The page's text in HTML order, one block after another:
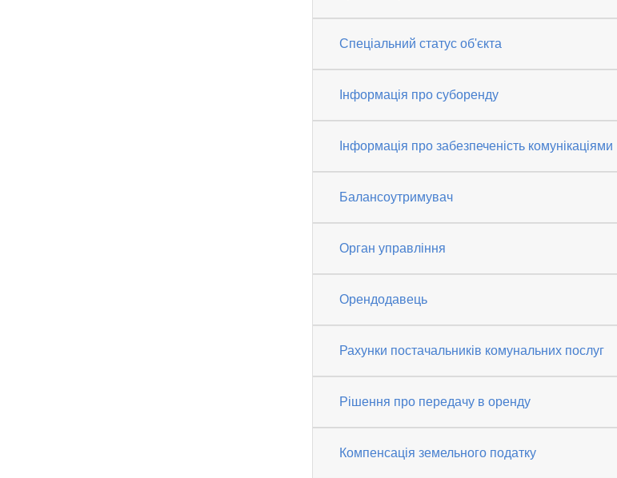
Спеціальний статус об'єкта
Інформація про суборенду
Інформація про забезпеченість комунікаціями
Балансоутримувач
Орган управління
Орендодавець
Рахунки постачальників комунальних послуг
Рішення про передачу в оренду
Компенсація земельного податку